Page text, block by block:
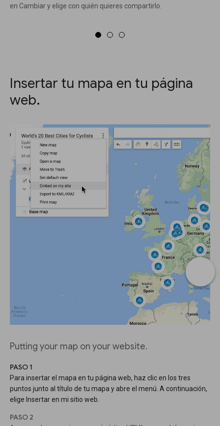
en Cambiar y elige con quién quieres compartirlo.
Insertar tu mapa en tu página
web.
Putting your map on your website.
PASO 1
Para insertar el mapa en tu página web, haz clic en los tres
puntos junto al título de tu mapa y abre el menú. A continuación,
elige Insertar en mi sitio web.
PASO 2